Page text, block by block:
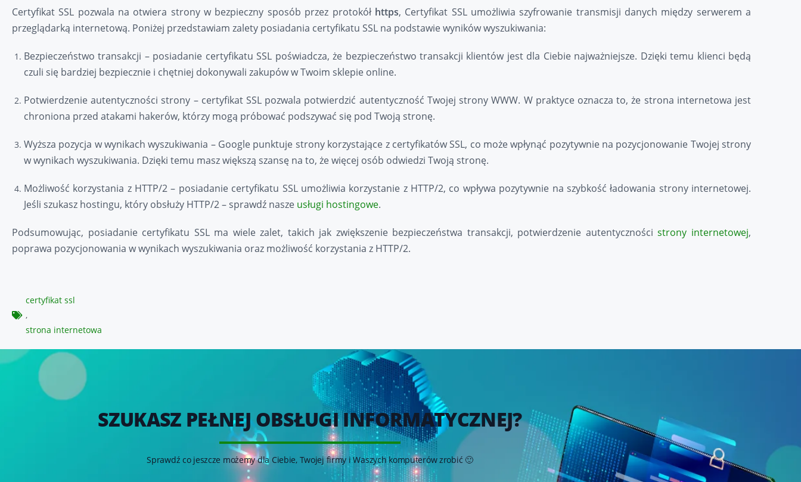
Certyfikat SSL pozwala na otwiera strony w bezpieczny sposób przez protokół https, Certyfikat SSL umożliwia szyfrowanie transmisji danych między serwerem a
przeglądarką internetową. Poniżej przedstawiam zalety posiadania certyfikatu SSL na podstawie wyników wyszukiwania:
Bezpieczeństwo transakcji – posiadanie certyfikatu SSL poświadcza, że bezpieczeństwo transakcji klientów jest dla Ciebie najważniejsze. Dzięki temu klienci będą
czuli się bardziej bezpiecznie i chętniej dokonywali zakupów w Twoim sklepie online.
Potwierdzenie autentyczności strony – certyfikat SSL pozwala potwierdzić autentyczność Twojej strony WWW. W praktyce oznacza to, że strona internetowa jest
chroniona przed atakami hakerów, którzy mogą próbować podszywać się pod Twoją stronę.
Wyższa pozycja w wynikach wyszukiwania – Google punktuje strony korzystające z certyfikatów SSL, co może wpłynąć pozytywnie na pozycjonowanie Twojej strony
w wynikach wyszukiwania. Dzięki temu masz większą szansę na to, że więcej osób odwiedzi Twoją stronę.
Możliwość korzystania z HTTP/2 – posiadanie certyfikatu SSL umożliwia korzystanie z HTTP/2, co wpływa pozytywnie na szybkość ładowania strony internetowej.
Jeśli szukasz hostingu, który obsłuży HTTP/2 – sprawdź nasze usługi hostingowe.
Podsumowując, posiadanie certyfikatu SSL ma wiele zalet, takich jak zwiększenie bezpieczeństwa transakcji, potwierdzenie autentycznościstrony internetowej,
poprawa pozycjonowania w wynikach wyszukiwania oraz możliwość korzystania z HTTP/2.
certyfikat ssl
,
strona internetowa
SZUKASZ PEŁNEJ OBSŁUGI INFORMATYCZNEJ?
Sprawdź co jeszcze możemy dla Ciebie, Twojej firmy i Waszych komputerów zrobić 🙂